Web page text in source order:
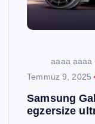
aaaa aaaa
Temmuz 9, 2025
Samsung
egzersize